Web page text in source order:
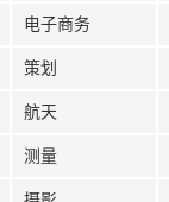
电子商务
策划
航天
测量